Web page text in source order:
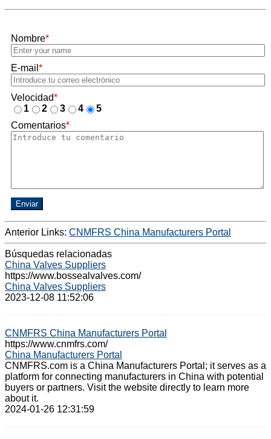
Nombre*
E-mail *
Velocidad*
1
2 3 4
5
Comentarios*
Enviar
Anterior Links: CNMFRS China Manufacturers Portal
Búsquedas relacionadas
China Valves Suppliers
https://www.bossealvalves.com/
China Valves Suppliers
2023-12-08 11:52:06
CNMFRS China Manufacturers Portal
https://www.cnmfrs.com/
China Manufacturers Portal
CNMFRS.com is a China Manufacturers Portal; it serves as a
platform for connecting manufacturers in China with potential
buyers or partners. Visit the website directly to learn more
about it.
2024-01-26 12:31:59